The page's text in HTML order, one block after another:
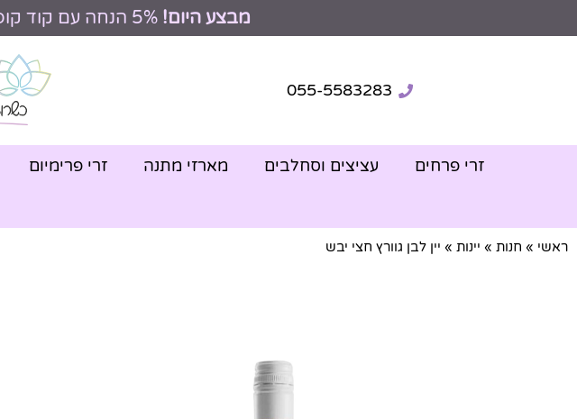
מבצע היום! 5% הנחה עם קוד קופון SALE5 - הזמינו עד 15:00 וקבלו היום
055-5583283
זרי פרחים עציצים וסחלבים מארזי מתנה זרי פרימיום
ראשי » חנות » יינות » יין לבן גוורץ חצי יבש